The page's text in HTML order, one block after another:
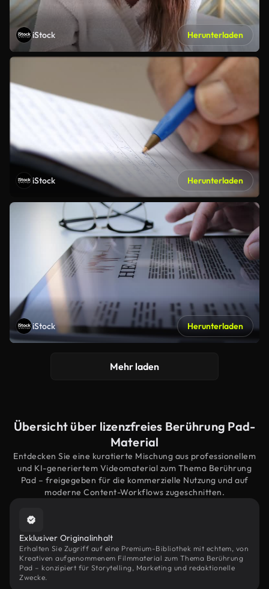
iStock Herunterladen
iStock Herunterladen
iStock Herunterladen
Mehr laden
Übersicht über lizenzfreies Berührung Pad-
Material
Entdecken Sie eine kuratierte Mischung aus professionellem
und KI-generiertem Videomaterial zum Thema Berührung
Pad – freigegeben für die kommerzielle Nutzung und auf
moderne Content-Workflows zugeschnitten.
Exklusiver Originalinhalt
Erhalten Sie Zugriff auf eine Premium-Bibliothek mit echtem, von
Kreativen aufgenommenem Filmmaterial zum Thema Berührung
Pad – konzipiert für Storytelling, Marketing und redaktionelle
Zwecke.